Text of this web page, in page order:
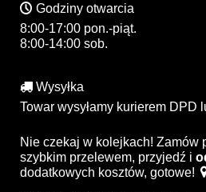
Godziny otwarcia
8:00-17:00 pon.-piąt.
8:00-14:00 sob.
Wysyłka
Towar wysyłamy kurierem DPD
Nie czekaj w kolejkach! Zamów
szybkim przelewem, przyjedź i
dodatkowych kosztów, gotowe!